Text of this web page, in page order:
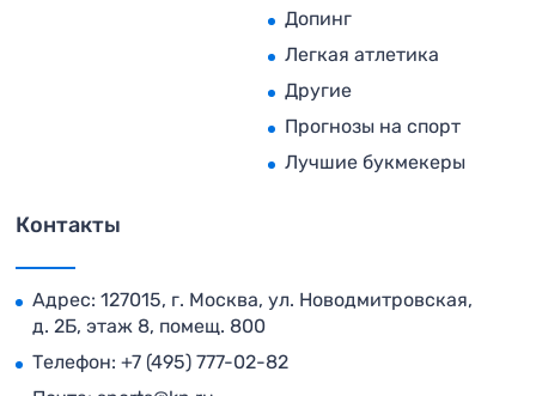
Допинг
Легкая атлетика
Другие
Прогнозы на спорт
Лучшие букмекеры
Контакты
Адрес: 127015, г. Москва, ул. Новодмитровская,
д. 2Б, этаж 8, помещ. 800
Телефон: +7 (495) 777-02-82